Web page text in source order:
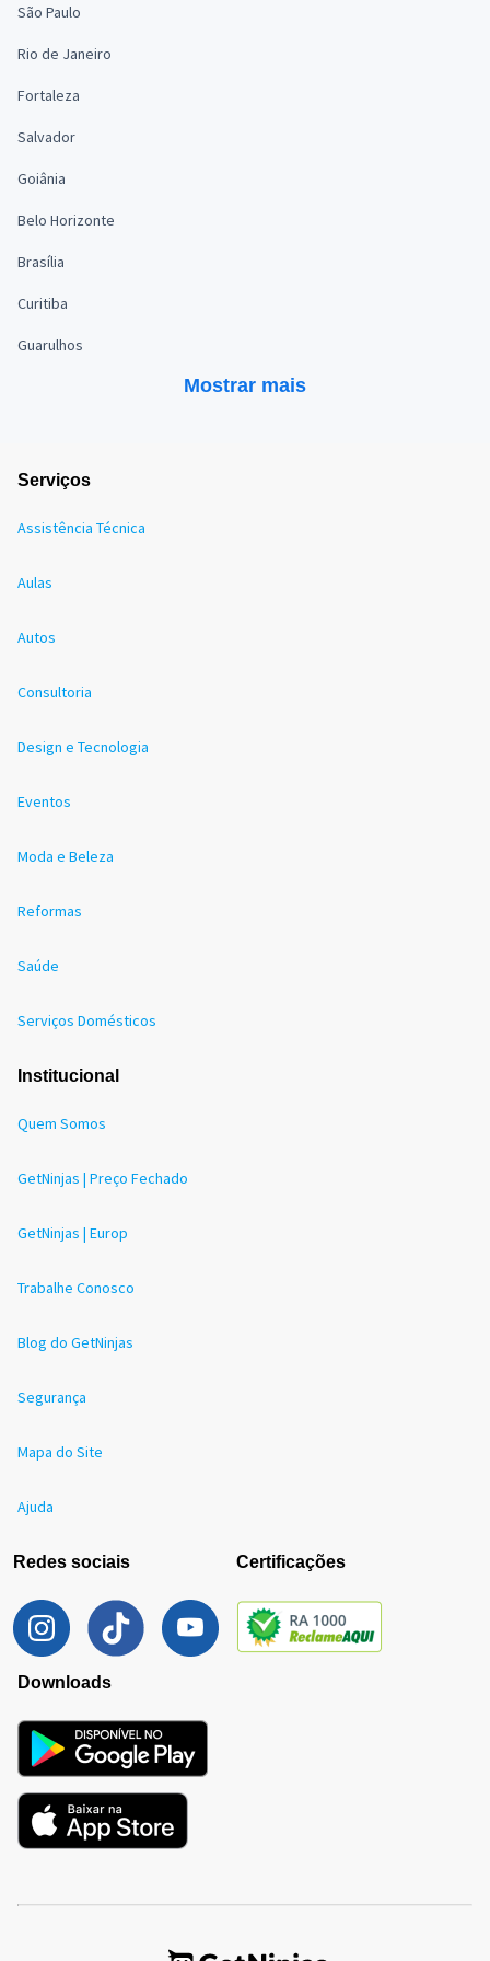
São Paulo
Rio de Janeiro
Fortaleza
Salvador
Goiânia
Belo Horizonte
Brasília
Curitiba
Guarulhos
Mostrar mais
Serviços
Assistência Técnica
Aulas
Autos
Consultoria
Design e Tecnologia
Eventos
Moda e Beleza
Reformas
Saúde
Serviços Domésticos
Institucional
Quem Somos
GetNinjas | Preço Fechado
GetNinjas | Europ
Trabalhe Conosco
Blog do GetNinjas
Segurança
Mapa do Site
Ajuda
Redes sociais Certificações
Downloads